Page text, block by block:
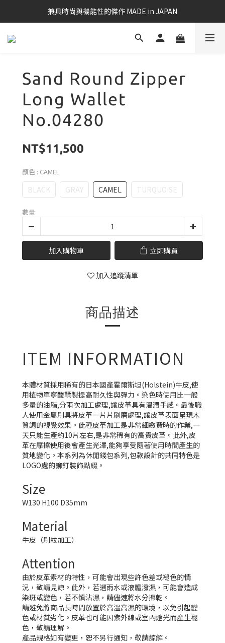
兼具時尚與機能性的傑作 MADE in JAPAN
Sand Round Zipper
Long Wallet
No.04280
NT$11,500
顏色 : CAMEL
BLACK GRAY CAMEL TURQUOISE
數量
加入購物車 立即購買
加入追蹤清單
商品描述
ITEM INFORMATION
本體材質採用稀有的日本國產霍爾斯坦(Holstein)牛皮,使
用植物單寧酸鞣製提高耐久性與彈力。染色時使用比一般
多量的油脂,分兩次加工處理,讓皮革具有溫潤手感。最後職
人使用金屬刷具將皮革一片片刷磨處理,讓皮革表面呈現木
質調的視覺效果。此種皮革加工是非常細緻費時的作業,一
天只能生產約10片左右,是非常稀有的高貴皮革。此外,皮
革在摩擦使用後會產生光澤,能夠享受隨著使用時間產生的
質地變化。本系列為休閒錢包系列,包款設計的共同特色是
LOGO處的鉚釘裝飾點綴。
Size
W130 H100 D35mm
Material
牛皮（刷紋加工）
Attention
由於皮革素材的特性，可能會出現些許色差或褪色的情
況，敬請見諒。此外，若遇雨水或液體潑濕，可能會造成
染斑或變色，若不慎沾濕，請儘速將水分擦乾。
請避免將商品長時間放置於高溫高濕的環境，以免引起變
色或材質劣化。皮革也可能因紫外線或室內燈光而產生褪
色，敬請理解。
產品規格如有變更，恕不另行通知，敬請諒解。